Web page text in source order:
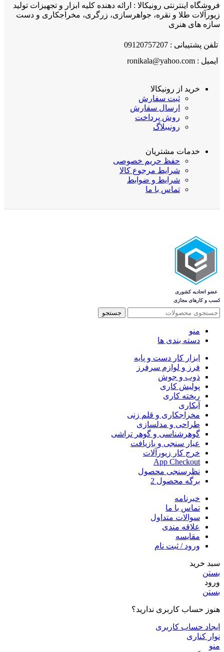
فروشگاه اینترنتی رونیکالا : ارائه دهنده کلیه ابزار و تجهیزات تولید
زیورآلات طلا و نقره، جواهرسازی، زرگری، مخراجکاری و دست
سازه های هنری
تلفن پشتیبانی : 09120757207
ایمیل : ronikala@yahoo.com
خرید از رونیکالا
ثبت سفارش
ارسال سفارش
روش پرداخت
رونیبلاگ
خدمات مشتریان
حفظ حریم خصوصی
شرایط مرجوع کالا
شرایط و ضوابط
تماس با ما
جستجو
منو
دسته بندی ها
ابزار کار دست و پایه
فرز و لوازم سرفرز
ذوب و جوش
پولیش کاری
ریخته کاری
آبکاری
مخراجکاری و قلم زنی
طراحی و مدلسازی
گوهرشناسی و گوهر تراشی
عیار سنجی و بازیافت
خرج کار زیورآلات
App Checkout
نظرسنجی محصول
برگه محصول 2
خبرنامه
تماس با ما
سوالات متداول
علاقه مندی
مقایسه
ورود / ثبت نام
سبد خرید
بستن
ورود
بستن
هنوز حساب کاربری ندارید؟
ایجاد حساب کاربری
نوار کناری
منو